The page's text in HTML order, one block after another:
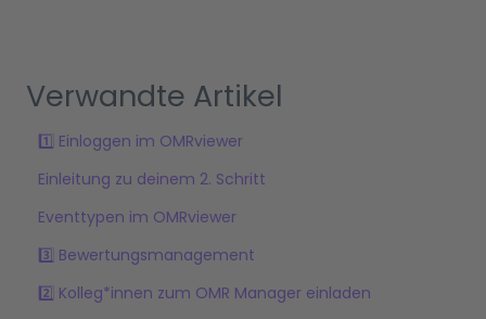
Verwandte Artikel
1️⃣ Einloggen im OMRviewer
Einleitung zu deinem 2. Schritt
Eventtypen im OMRviewer
3️⃣ Bewertungsmanagement
2️⃣ Kolleg*innen zum OMR Manager einladen